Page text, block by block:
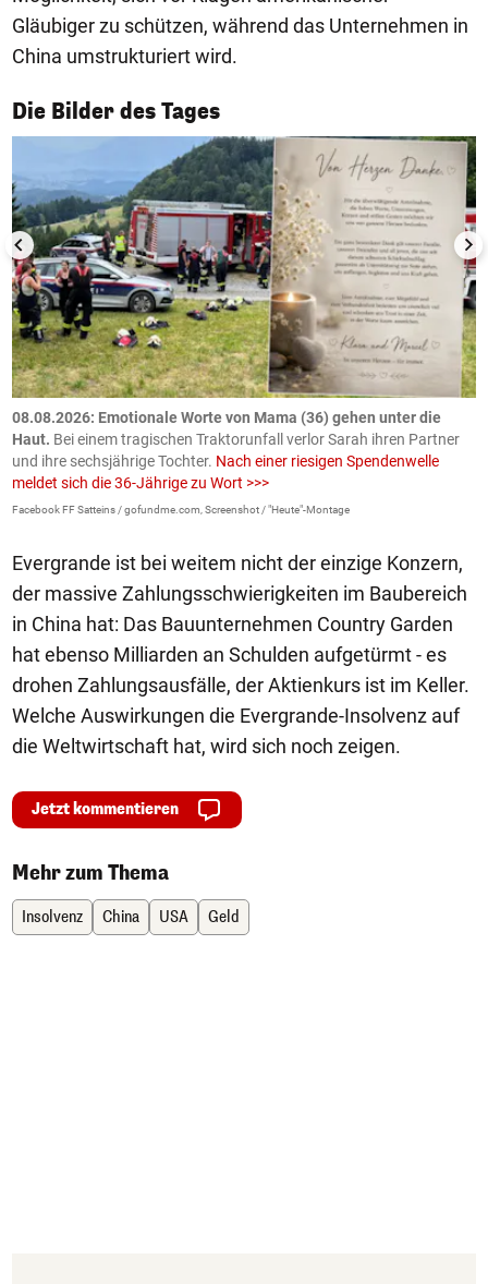
Gläubiger zu schützen, während das Unternehmen in
China umstrukturiert wird.
Die Bilder des Tages
1/50
08.08.2026: Emotionale Worte von Mama (36) gehen unter die
Haut. Bei einem tragischen Traktorunfall verlor Sarah ihren Partner
und ihre sechsjährige Tochter. Nach einer riesigen Spendenwelle
meldet sich die 36-Jährige zu Wort >>>
Facebook FF Satteins / gofundme.com, Screenshot / "Heute"-Montage
Evergrande ist bei weitem nicht der einzige Konzern,
der massive Zahlungsschwierigkeiten im Baubereich
in China hat: Das Bauunternehmen Country Garden
hat ebenso Milliarden an Schulden aufgetürmt - es
drohen Zahlungsausfälle, der Aktienkurs ist im Keller.
Welche Auswirkungen die Evergrande-Insolvenz auf
die Weltwirtschaft hat, wird sich noch zeigen.
Jetzt kommentieren
Mehr zum Thema
Insolvenz China USA Geld